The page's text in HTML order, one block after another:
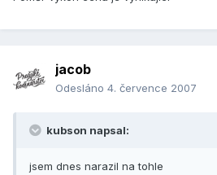
jacob
Odesláno 4. července 2007
kubson napsal:
jsem dnes narazil na tohle